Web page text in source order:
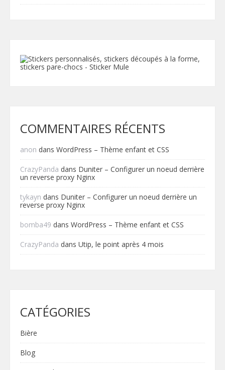
COMMENTAIRES RÉCENTS
anon dans WordPress – Thème enfant et CSS
CrazyPanda dans Duniter – Configurer un noeud derrière
un reverse proxy Nginx
tykayn dans Duniter – Configurer un noeud derrière un
reverse proxy Nginx
bomba49 dans WordPress – Thème enfant et CSS
CrazyPanda dans Utip, le point après 4 mois
CATÉGORIES
Bière
Blog